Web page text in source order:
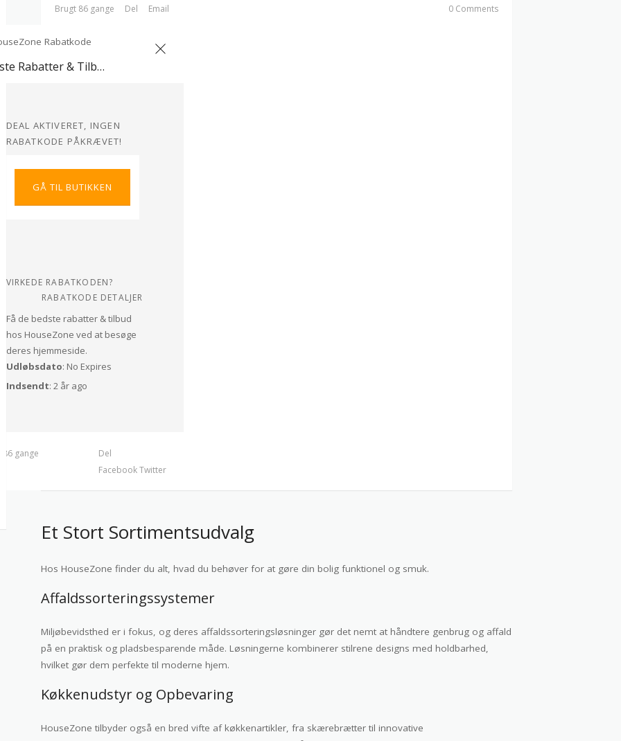
Brugt 86 gange Del Email 0 Comments
Bedste Rabatter & Tilbud hos HouseZone
DEAL AKTIVERET, INGEN
RABATKODE PÅKRÆVET!
GÅ TIL BUTIKKEN
VIRKEDE RABATKODEN?
RABATKODE DETALJER
Få de bedste rabatter & tilbud
hos HouseZone ved at besøge
deres hjemmeside.
Udløbsdato: No Expires
Indsendt: 2 år ago
gange
Del
FacebookTwitter
Et Stort Sortimentsudvalg
Hos HouseZone finder du alt, hvad du behøver for at gøre din bolig funktionel og smuk.
Affaldssorteringssystemer
Miljøbevidsthed er i fokus, og deres affaldssorteringsløsninger gør det nemt at håndtere genbrug og affald
på en praktisk og pladsbesparende måde. Løsningerne kombinerer stilrene designs med holdbarhed,
hvilket gør dem perfekte til moderne hjem.
Køkkenudstyr og Opbevaring
HouseZone tilbyder også en bred vifte af køkkenartikler, fra skærebrætter til innovative